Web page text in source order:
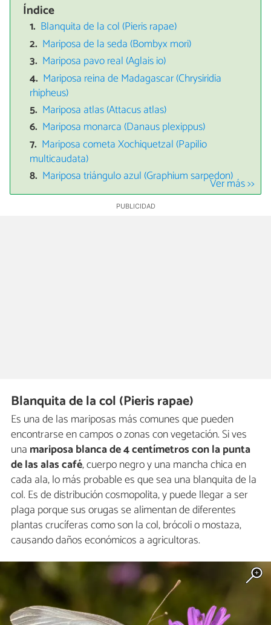
Índice
Blanquita de la col (Pieris rapae)
Mariposa de la seda (Bombyx mori)
Mariposa pavo real (Aglais io)
Mariposa reina de Madagascar (Chrysiridia
rhipheus)
Mariposa atlas (Attacus atlas)
Mariposa monarca (Danaus plexippus)
Mariposa cometa Xochiquetzal (Papilio
multicaudata)
Mariposa triángulo azul (Graphium sarpedon)Ver más >>
Blanquita de la col (Pieris rapae)
Es una de las mariposas más comunes que pueden
encontrarse en campos o zonas con vegetación. Si ves
una mariposa blanca de 4 centímetros con la punta
de las alas café, cuerpo negro y una mancha chica en
cada ala, lo más probable es que sea una blanquita de la
col. Es de distribución cosmopolita, y puede llegar a ser
plaga porque sus orugas se alimentan de diferentes
plantas crucíferas como son la col, brócoli o mostaza,
causando daños económicos a agricultoras.